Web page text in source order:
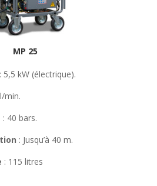
MP 25
: 5,5 kW (électrique).
min.
: 40 bars.
: Jusqu’à 40 m.
: 115 litres